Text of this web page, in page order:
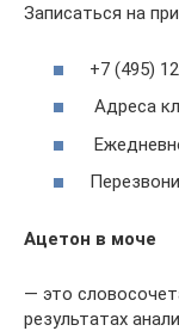
Записаться на
+7 (495)
Адреса
Ацетон в моче
— это
результатах